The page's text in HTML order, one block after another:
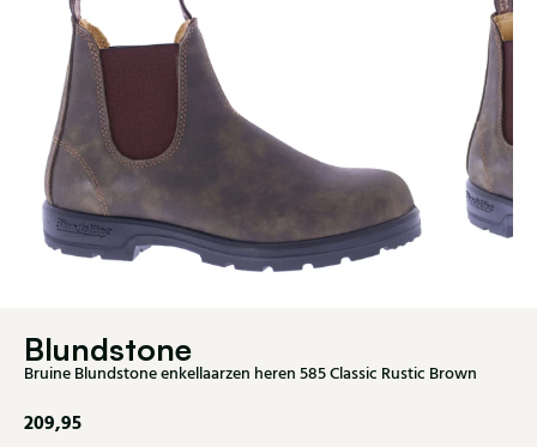
Blundstone
Bruine Blundstone enkellaarzen heren 585 Classic Rustic Brown
209,95